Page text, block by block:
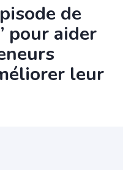
de
pour aider
leur